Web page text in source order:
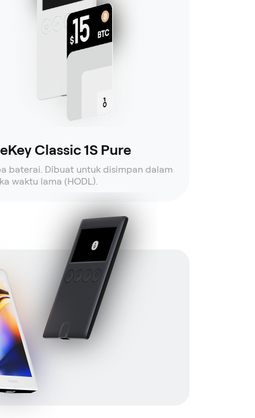
Classic 1S Pure
baterai. Dibuat untuk disimpan dalam
waktu lama (HODL).